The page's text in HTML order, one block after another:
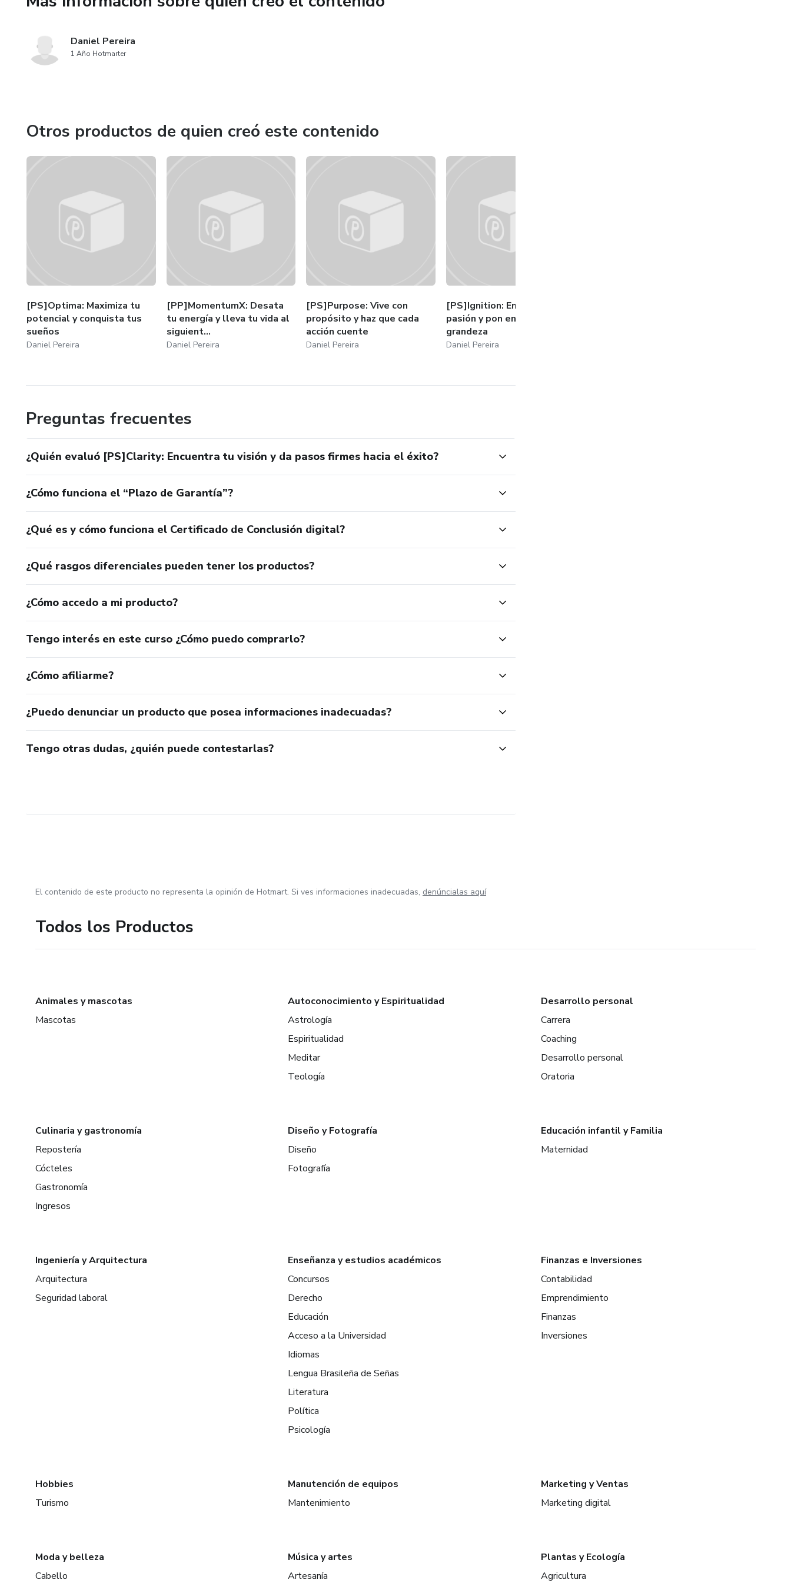
que la confusión te frene: ¡descubre tu visión y da el primer paso hacia el éxito!
Daniel Pereira
1 Año Hotmarter
Otros productos de quien creó este contenido
[PS]Optima: Maximiza tu
potencial y conquista tus
sueños
Daniel Pereira
[PP]MomentumX: Desata
tu energía y lleva tu vida al
siguient...
Daniel Pereira
[PS]Purpose: Vive con
propósito y haz que cada
acción cuente
Daniel Pereira
[PS]Ignition: Enciende tu
pasión y pon en marcha tu
grandeza
Daniel Pereira
Preguntas frecuentes
¿Quién evaluó [PS]Clarity: Encuentra tu visión y da pasos firmes hacia el éxito?
¿Cómo funciona el “Plazo de Garantía”?
¿Qué es y cómo funciona el Certificado de Conclusión digital?
¿Qué rasgos diferenciales pueden tener los productos?
¿Cómo accedo a mi producto?
Tengo interés en este curso ¿Cómo puedo comprarlo?
¿Cómo afiliarme?
¿Puedo denunciar un producto que posea informaciones inadecuadas?
Tengo otras dudas, ¿quién puede contestarlas?
El contenido de este producto no representa la opinión de Hotmart. Si ves informaciones inadecuadas, denúncialas aquí
Todos los Productos
Animales y mascotas
Mascotas
Autoconocimiento y Espiritualidad
Astrología
Espiritualidad
Meditar
Teología
Desarrollo personal
Carrera
Coaching
Desarrollo personal
Oratoria
Culinaria y gastronomía
Repostería
Cócteles
Gastronomía
Ingresos
Diseño y Fotografía
Diseño
Fotografía
Educación infantil y Familia
Maternidad
Ingeniería y Arquitectura
Arquitectura
Seguridad laboral
Enseñanza y estudios académicos
Concursos
Derecho
Educación
Acceso a la Universidad
Idiomas
Lengua Brasileña de Señas
Literatura
Política
Psicología
Finanzas e Inversiones
Contabilidad
Emprendimiento
Finanzas
Inversiones
Hobbies
Turismo
Manutención de equipos
Mantenimiento
Marketing y Ventas
Marketing digital
Moda y belleza
Cabello
Música y artes
Artesanía
Plantas y Ecología
Agricultura